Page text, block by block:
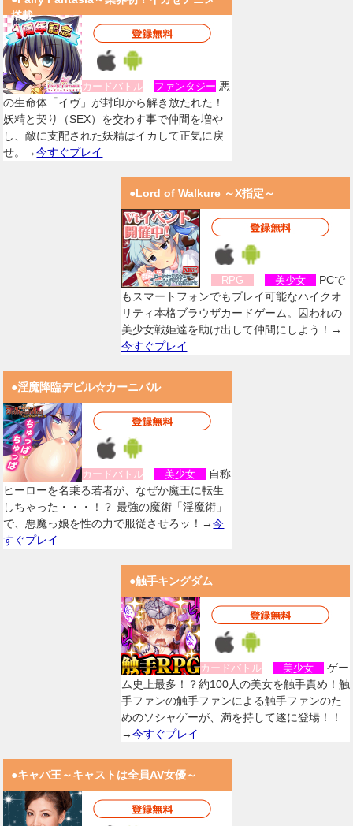
搭載
カードバトル ファンタジー 悪
の生命体「イヴ」が封印から解き放たれた！
妖精と契り（SEX）を交わす事で仲間を増や
し、敵に支配された妖精はイカして正気に戻
せ。→今すぐプレイ
●Lord of Walkure ～X指定～
RPG 美少女
PCで
もスマートフォンでもプレイ可能なハイクオ
リティ本格ブラウザカードゲーム。囚われの
美少女戦姫達を助け出して仲間にしよう！→
今すぐプレイ
●淫魔降臨デビル☆カーニバル
カードバトル 美少女
自称
ヒーローを名乗る若者が、なぜか魔王に転生
しちゃった・・・！？ 最強の魔術「淫魔術」
で、悪魔っ娘を性の力で服従させろッ！→今
すぐプレイ
●触手キングダム
カードバトル 美少女
ゲー
ム史上最多！？約100人の美女を触手責め！触
手ファンの触手ファンによる触手ファンのた
めのソシャゲーが、満を持して遂に登場！！
→今すぐプレイ
●キャバ王～キャストは全員AV女優～